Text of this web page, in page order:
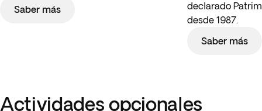
Saber más
declarado
desde 1987.
Saber más
Actividades opcionales